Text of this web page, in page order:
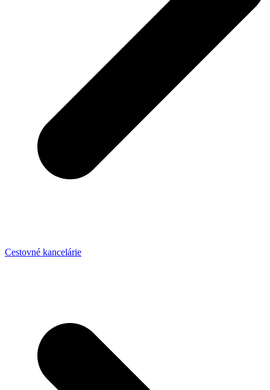
Cestovné kancelárie